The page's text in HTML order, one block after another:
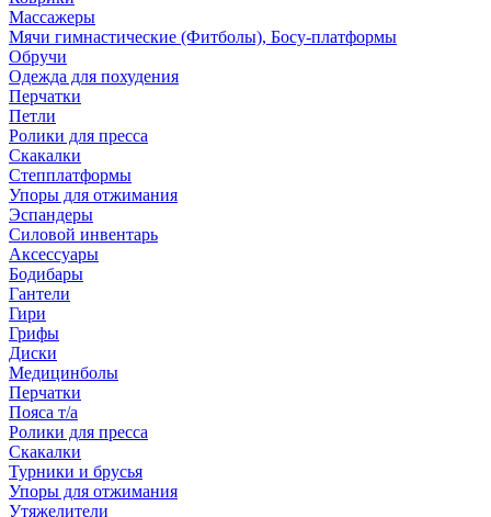
Массажеры
Мячи гимнастические (Фитболы), Босу-платформы
Обручи
Одежда для похудения
Перчатки
Петли
Ролики для пресса
Скакалки
Степплатформы
Упоры для отжимания
Эспандеры
Силовой инвентарь
Аксессуары
Бодибары
Гантели
Гири
Грифы
Диски
Медицинболы
Перчатки
Пояса т/а
Ролики для пресса
Скакалки
Турники и брусья
Упоры для отжимания
Утяжелители